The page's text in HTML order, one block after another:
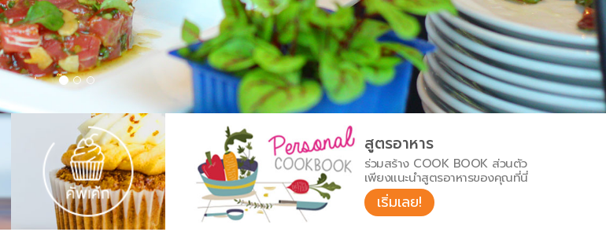
สูตรอาหาร
ร่วมสร้าง COOK BOOK ส่วนตัว
เพียงแนะนำสูตรอาหารของคุณที่นี่
เริ่มเลย!